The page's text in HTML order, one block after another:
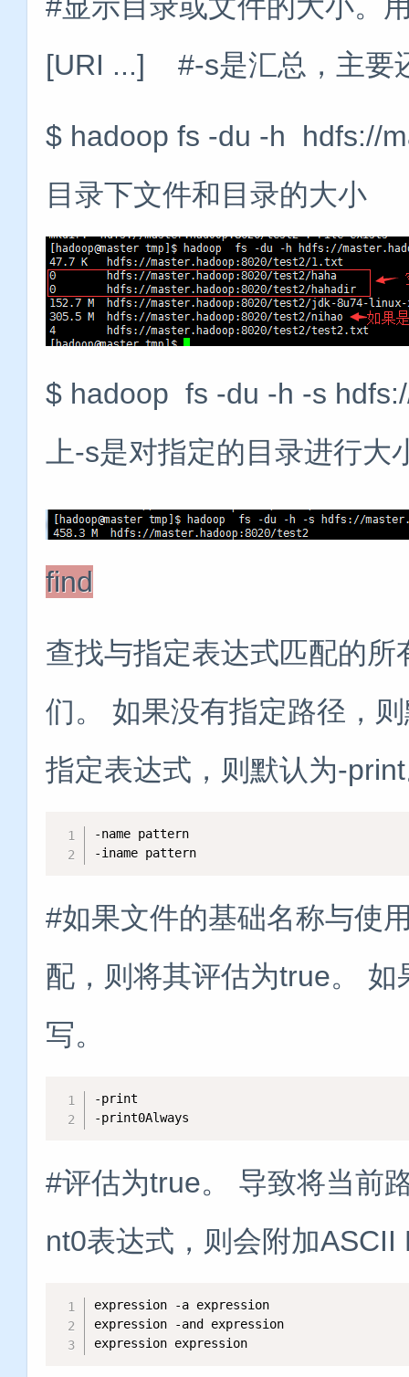
[URI ...] #-s是汇总，主要
$ hadoop fs -du -h hdfs://
目录下文件和目录的大小
$ hadoop fs -du -h -s
上-s是对指定的目录进行大
find
查找与指定表达式匹配的
们。 如果没有指定路径，
指定表达式，则默认为-
-name pattern
-iname pattern
#如果文件的基础名称与使
配，则将其评估为true。
写。
-print
-print0Always
#评估为true。 导致将当前
nt0表达式，则会附加ASCII
expression -a expression
expression -and expression
expression expression